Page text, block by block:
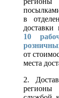
в
10
от
места
2.
регионы